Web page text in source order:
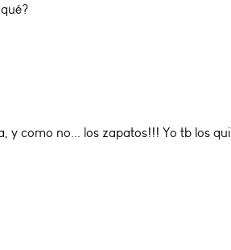
y como no... los zapatos!!! Yo tb los